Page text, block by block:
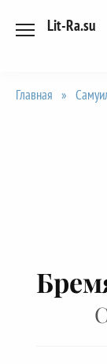
Lit-Ra.su
Главная »